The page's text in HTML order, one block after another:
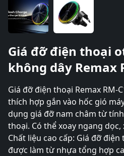
Giá đỡ điện thoại
không dây Remax
Giá đỡ điện thoại Remax RM-
thích hợp gắn vào hốc gió
dụng giá đỡ nam châm từ
thoại. Có thể xoay ngang
Chất liệu cao cấp: Giá đỡ
được làm từ nhựa tổng hợp